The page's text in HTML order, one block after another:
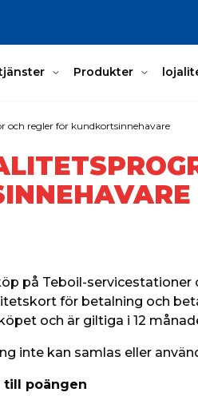
Produkter
och regler för kundkortsinnehavare
på Teboil-
för betalning och
och är giltiga i 12
inte kan samlas eller
till poängen